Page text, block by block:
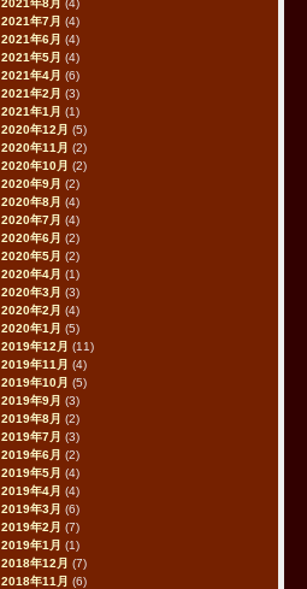
2021年7月 (4)
2021年6月 (4)
2021年5月 (4)
2021年4月 (6)
2021年2月 (3)
2021年1月 (1)
2020年12月 (5)
2020年11月 (2)
2020年10月 (2)
2020年9月 (2)
2020年8月 (4)
2020年7月 (4)
2020年6月 (2)
2020年5月 (2)
2020年4月 (1)
2020年3月 (3)
2020年2月 (4)
2020年1月 (5)
2019年12月 (11)
2019年11月 (4)
2019年10月 (5)
2019年9月 (3)
2019年8月 (2)
2019年7月 (3)
2019年6月 (2)
2019年5月 (4)
2019年4月 (4)
2019年3月 (6)
2019年2月 (7)
2019年1月 (1)
2018年12月 (7)
2018年11月 (6)